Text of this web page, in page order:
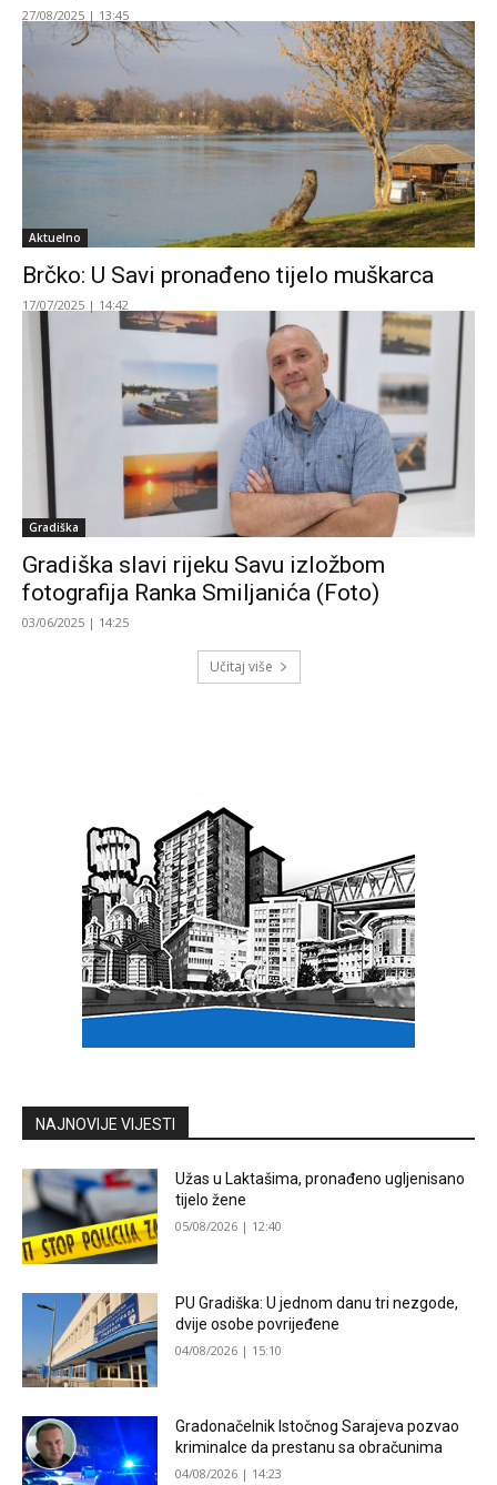
27/08/2025 | 13:45
Aktuelno
Brčko: U Savi pronađeno tijelo muškarca
17/07/2025 | 14:42
Gradiška
Gradiška slavi rijeku Savu izložbom
fotografija Ranka Smiljanića (Foto)
03/06/2025 | 14:25
Učitaj više
NAJNOVIJE VIJESTI
Užas u Laktašima, pronađeno ugljenisano
tijelo žene
05/08/2026 | 12:40
PU Gradiška: U jednom danu tri nezgode,
dvije osobe povrijeđene
04/08/2026 | 15:10
Gradonačelnik Istočnog Sarajeva pozvao
kriminalce da prestanu sa obračunima
04/08/2026 | 14:23